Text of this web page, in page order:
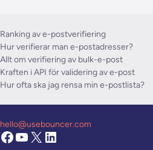
Ranking av e-postverifiering
Hur verifierar man e-postadresser?
Allt om verifiering av bulk-e-post
Kraften i API för validering av e-post
Hur ofta ska jag rensa min e-postlista?
hello@usebouncer.com